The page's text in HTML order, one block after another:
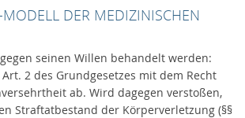
mit Hausärzten und
mit ambulanten
und dem stationären
DER MEDIZINISCHEN
seinen Willen behandelt werden:
2 des Grundgesetzes mit dem Recht
ab. Wird dagegen verstoßen,
Straftatbestand der Körperverletzung (§§